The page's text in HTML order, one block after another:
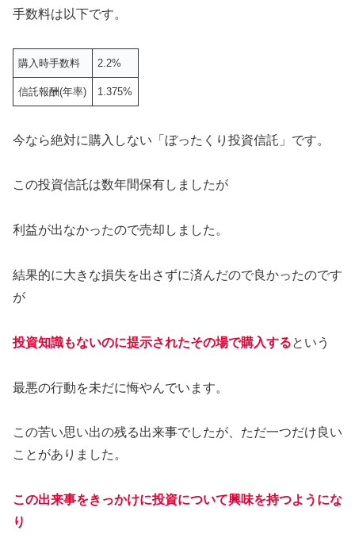
手数料は以下です。
購入時手数料 2.2%
信託報酬(年率) 1.375%
今なら絶対に購入しない「ぼったくり投資信託」です。
この投資信託は数年間保有しましたが
利益が出なかったので売却しました。
結果的に大きな損失を出さずに済んだので良かったのです
が
投資知識もないのに提示されたその場で購入するという
最悪の行動を未だに悔やんでいます。
この苦い思い出の残る出来事でしたが、ただ一つだけ良い
ことがありました。
この出来事をきっかけに投資について興味を持つようにな
り